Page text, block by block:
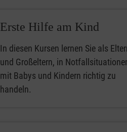
Erste Hilfe am Kind
In diesen Kursen lernen Sie als
und Großeltern, in
mit Babys und Kindern richtig zu
handeln.